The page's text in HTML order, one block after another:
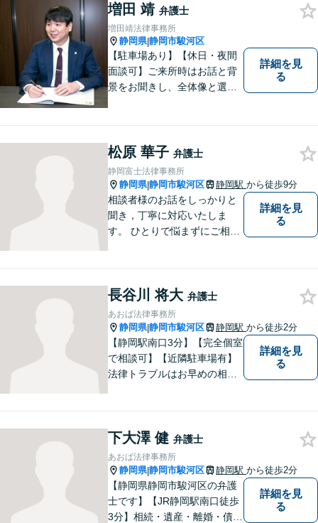
す。法人・個人事業主の事業
再建・債務整理の問題解決に
自信があります。
増田 靖 弁護士
増田靖法律事務所
静岡県|静岡市駿河区
【駐車場あり】【休日・夜間
面談可】ご来所時はお話と背
景をお聞きし、全体像と選択
ください。
詳細を見
る
松原 華子 弁護士
静岡富士法律事務所
静岡県|静岡市駿河区 静岡駅 から徒歩9分
相談者様のお話をしっかりと
聞き，丁寧に対応いたしま
す。 ひとりで悩まずにご相談
詳細を見
る
長谷川 将大 弁護士
あおば法律事務所
静岡県|静岡市駿河区 静岡駅 から徒歩2分
【静岡駅南口3分】【完全個室
で相談可】【近隣駐車場有】
法律トラブルはお早めの相談
境を整えておりますのでぜひ
お気軽にご相談ください。
詳細を見
る
下大澤 健 弁護士
あおば法律事務所
静岡県|静岡市駿河区 静岡駅 から徒歩2分
【静岡県静岡市駿河区の弁護
士です】【JR静岡駅南口徒歩
3分】相続・遺産・離婚・債務
詳細を見
る